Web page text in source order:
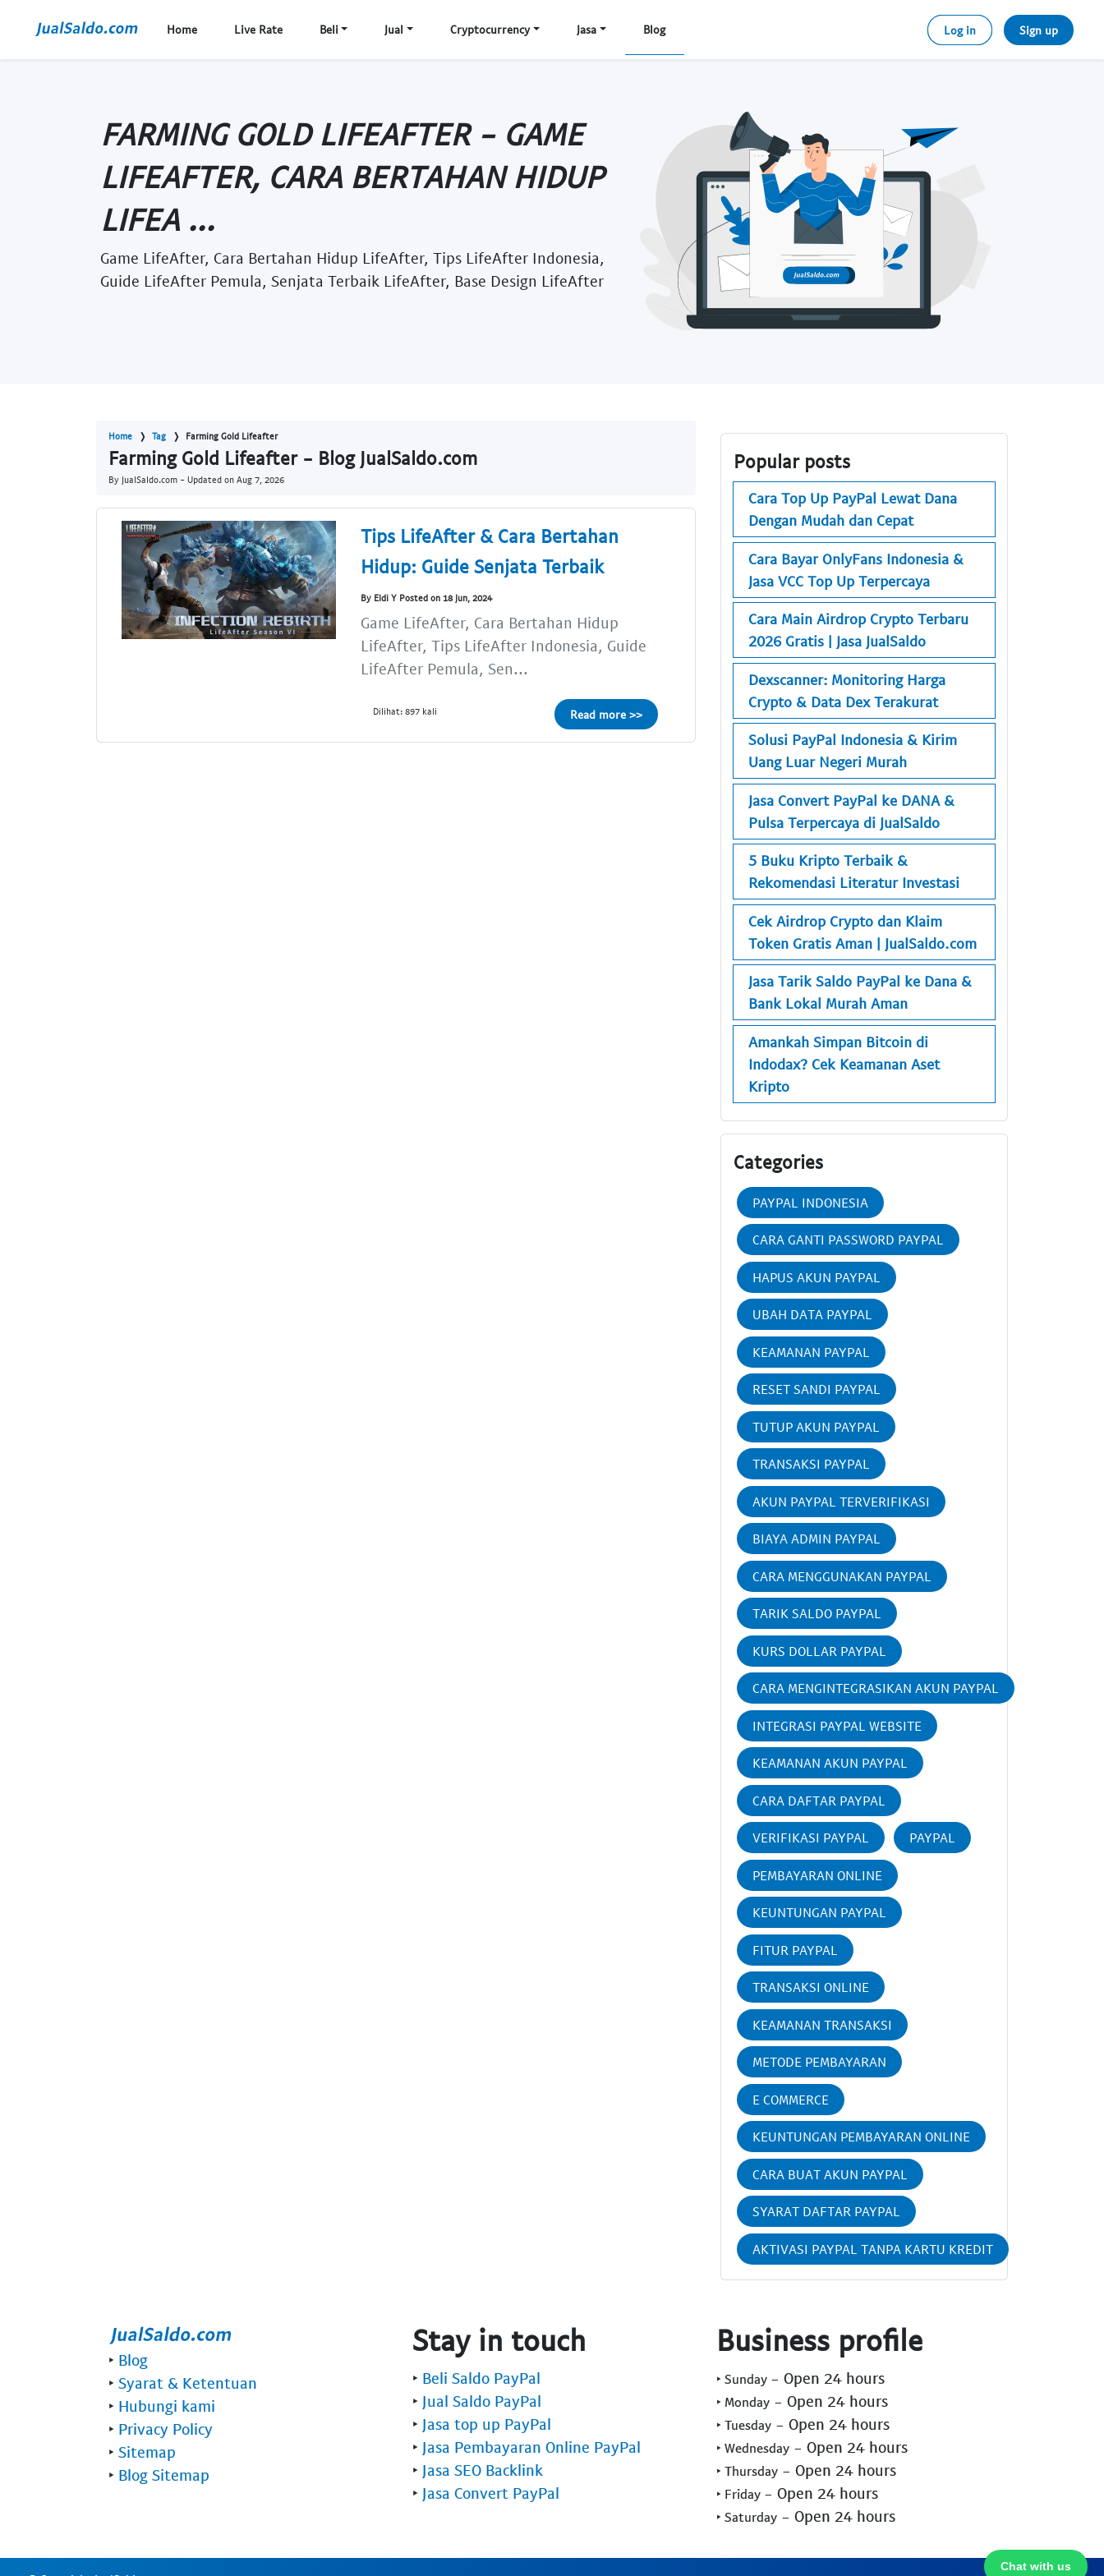
Home Live Rate Beli Jual Cryptocurrency Jasa Blog Log in Sign up
FARMING GOLD LIFEAFTER - GAME
LIFEAFTER, CARA BERTAHAN HIDUP
LIFEA ...
Game LifeAfter, Cara Bertahan Hidup LifeAfter, Tips LifeAfter Indonesia,
Guide LifeAfter Pemula, Senjata Terbaik LifeAfter, Base Design LifeAfter
Home Tag Farming Gold Lifeafter
Farming Gold Lifeafter - Blog JualSaldo.com
By JualSaldo.com - Updated on Aug 7, 2026
Tips LifeAfter & Cara Bertahan
Hidup: Guide Senjata Terbaik
By Eldi Y Posted on 18 Jun, 2024
Game LifeAfter, Cara Bertahan Hidup
LifeAfter, Tips LifeAfter Indonesia, Guide
LifeAfter Pemula, Sen...
Dilihat: 897 kali Read more >>
Popular posts
Cara Top Up PayPal Lewat Dana
Dengan Mudah dan Cepat
Cara Bayar OnlyFans Indonesia &
Jasa VCC Top Up Terpercaya
Cara Main Airdrop Crypto Terbaru
2026 Gratis | Jasa JualSaldo
Dexscanner: Monitoring Harga
Crypto & Data Dex Terakurat
Solusi PayPal Indonesia & Kirim
Uang Luar Negeri Murah
Jasa Convert PayPal ke DANA &
Pulsa Terpercaya di JualSaldo
5 Buku Kripto Terbaik &
Rekomendasi Literatur Investasi
Cek Airdrop Crypto dan Klaim
Token Gratis Aman | JualSaldo.com
Jasa Tarik Saldo PayPal ke Dana &
Bank Lokal Murah Aman
Amankah Simpan Bitcoin di
Indodax? Cek Keamanan Aset
Kripto
Categories
PAYPAL INDONESIA
CARA GANTI PASSWORD PAYPAL
HAPUS AKUN PAYPAL
UBAH DATA PAYPAL
KEAMANAN PAYPAL
RESET SANDI PAYPAL
TUTUP AKUN PAYPAL
TRANSAKSI PAYPAL
AKUN PAYPAL TERVERIFIKASI
BIAYA ADMIN PAYPAL
CARA MENGGUNAKAN PAYPAL
TARIK SALDO PAYPAL
KURS DOLLAR PAYPAL
CARA MENGINTEGRASIKAN AKUN PAYPAL
INTEGRASI PAYPAL WEBSITE
KEAMANAN AKUN PAYPAL
CARA DAFTAR PAYPAL
VERIFIKASI PAYPAL PAYPAL
PEMBAYARAN ONLINE
KEUNTUNGAN PAYPAL
FITUR PAYPAL
TRANSAKSI ONLINE
KEAMANAN TRANSAKSI
METODE PEMBAYARAN
E COMMERCE
KEUNTUNGAN PEMBAYARAN ONLINE
CARA BUAT AKUN PAYPAL
SYARAT DAFTAR PAYPAL
AKTIVASI PAYPAL TANPA KARTU KREDIT
Chat with us
‣ Blog
‣ Syarat & Ketentuan
‣ Hubungi kami
‣ Privacy Policy
‣ Sitemap
‣ Blog Sitemap
Stay in touch
‣ Beli Saldo PayPal
‣ Jual Saldo PayPal
‣ Jasa top up PayPal
‣ Jasa Pembayaran Online PayPal
‣ Jasa SEO Backlink
‣ Jasa Convert PayPal
Business profile
‣ Sunday - Open 24 hours
‣ Monday - Open 24 hours
‣ Tuesday - Open 24 hours
‣ Wednesday - Open 24 hours
‣ Thursday - Open 24 hours
‣ Friday - Open 24 hours
‣ Saturday - Open 24 hours